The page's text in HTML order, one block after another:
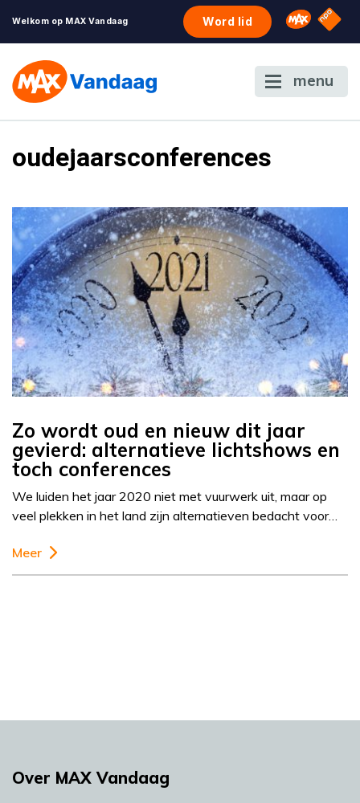
Welkom op MAX Vandaag Word lid Omroep
NPO
menu
oudejaarsconferences
Zo wordt oud en nieuw dit jaar
gevierd: alternatieve lichtshows en
toch conferences
We luiden het jaar 2020 niet met vuurwerk uit, maar op
veel plekken in het land zijn alternatieven bedacht voor…
Meer
Over MAX Vandaag